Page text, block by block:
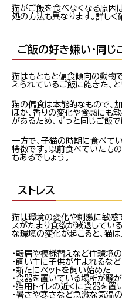
猫がご飯を食べなくなる原因
処の方法も異なります。詳しく
ご飯の好き嫌い・同じ
猫はもともと偏食傾向の動物
えられているご飯に飽きた、
猫の偏食は本能的なもので、
ほか、香りの変化や食感にも
があるため、ずっと同じご飯で
一方で、子猫の時期に食べて
特徴です。以前食べていたも
もあるでしょう。
ストレス
猫は環境の変化や刺激に敏感
スがたまり食欲が減退してい
な環境の変化が起こると、猫は
・転居や模様替えなど住環境
・飼い主に子供が生まれるな
・新たにペットを飼い始めた
・食器を置いている場所が騒
・猫用トイレの近くに食器を置
・暑さや寒さなど急激な気温